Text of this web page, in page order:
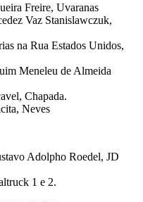
Freire, Uvaranas
Vaz Stanislawczuk,
na Rua Estados Unidos,
Meneleu de Almeida
Chapada.
Neves
Adolpho Roedel, JD
1 e 2.